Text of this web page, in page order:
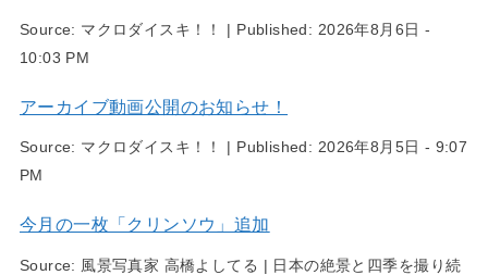
Source: マクロダイスキ！！ | Published: 2026年8月6日 -
10:03 PM
アーカイブ動画公開のお知らせ！
Source: マクロダイスキ！！ | Published: 2026年8月5日 - 9:07
PM
今月の一枚「クリンソウ」追加
Source: 風景写真家 高橋よしてる | 日本の絶景と四季を撮り続